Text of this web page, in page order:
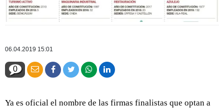
06.04.2019 15:01
0
Ya es oficial el nombre de las firmas finalistas que optan a